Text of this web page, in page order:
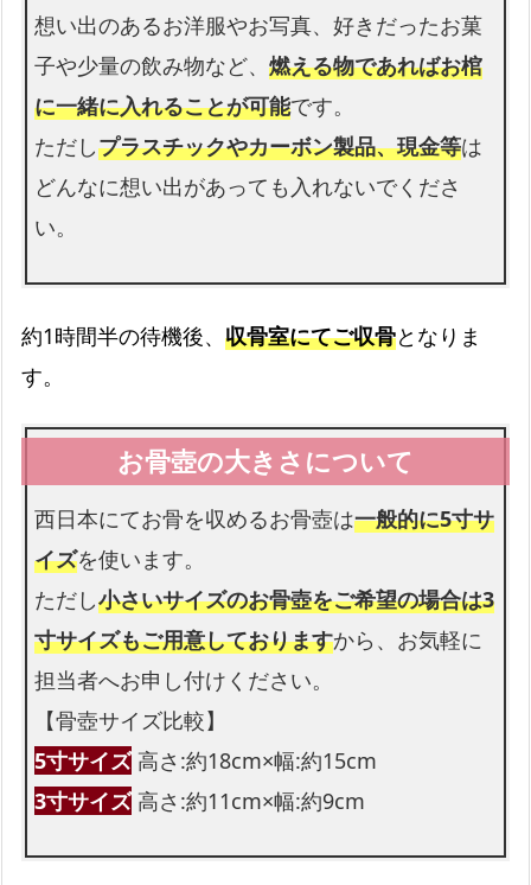
仏衣
納棺時にお着せします
想い出のあるお洋服やお写真、好きだったお菓
子や少量の飲み物など、燃える物であればお棺
に一緒に入れることが可能です。
ただしプラスチックやカーボン製品、現金等は
どんなに想い出があっても入れないでくださ
い。
約1時間半の待機後、 収骨室にてご収骨となりま
す。
西日本にてお骨を収めるお骨壺は一般的に5寸サ
イズを使います。
ただし小さいサイズのお骨壺をご希望の場合は3
寸サイズもご用意しておりますから、お気軽に
担当者へお申し付けください。
【骨壺サイズ比較】
5寸サイズ 高さ:約18cm×幅:約15cm
3寸サイズ 高さ:約11cm×幅:約9cm